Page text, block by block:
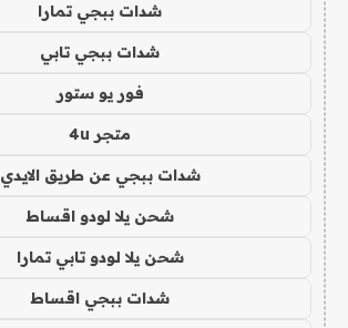
شدات ببجي تمارا
شدات ببجي تابي
فور يو ستور
متجر 4u
شدات ببجي عن طريق الايدي
شحن يلا لودو اقساط
شحن يلا لودو تابي تمارا
شدات ببجي اقساط